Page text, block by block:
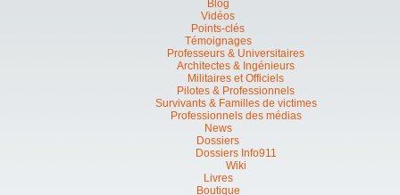
Blog
Vidéos
Points-clés
Témoignages
Professeurs & Universitaires
Architectes & Ingénieurs
Militaires et Officiels
Pilotes & Professionnels
Survivants & Familles de victimes
Professionnels des médias
News
Dossiers
Dossiers Info911
Wiki
Livres
Boutique